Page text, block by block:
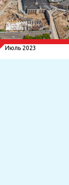
Июль 2023